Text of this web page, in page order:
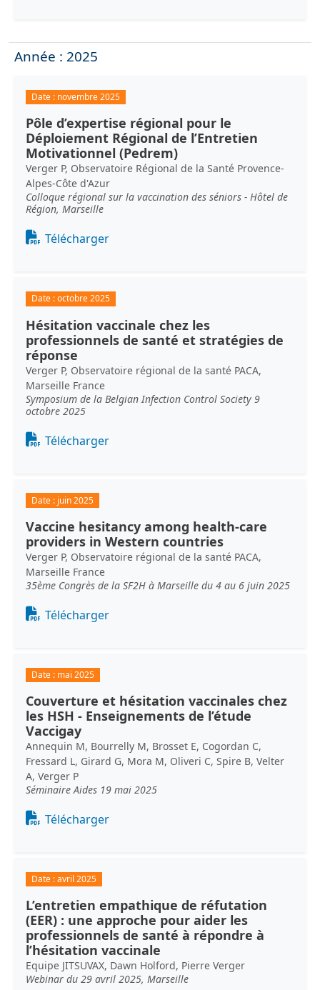
Année : 2025
Date : novembre 2025
Pôle d’expertise régional pour le
Déploiement Régional de l’Entretien
Motivationnel (Pedrem)
Verger P, Observatoire Régional de la Santé Provence-
Alpes-Côte d'Azur
Colloque régional sur la vaccination des séniors - Hôtel de
Région, Marseille
Document
Télécharger
Date :octobre 2025
Hésitation vaccinale chez les
professionnels de santé et stratégies de
réponse
Verger P, Observatoire régional de la santé PACA,
Marseille France
Symposium de la Belgian Infection Control Society 9
octobre 2025
Document
Télécharger
Date : juin 2025
Vaccine hesitancy among health-care
providers in Western countries
Verger P, Observatoire régional de la santé PACA,
Marseille France
35ème Congrès de la SF2H à Marseille du 4 au 6 juin 2025
Document
Télécharger
Date : mai 2025
Couverture et hésitation vaccinales chez
les HSH - Enseignements de l’étude
Vaccigay
Annequin M, Bourrelly M, Brosset E, Cogordan C,
Fressard L, Girard G, Mora M, Oliveri C, Spire B, Velter
A, Verger P
Séminaire Aides 19 mai 2025
Document
Télécharger
Date :avril 2025
L’entretien empathique de réfutation
(EER) : une approche pour aider les
professionnels de santé à répondre à
l’hésitation vaccinale
Equipe JITSUVAX, Dawn Holford, Pierre Verger
Webinar du 29 avril 2025, Marseille